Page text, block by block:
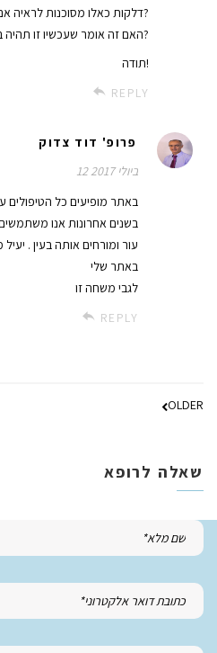
דלקות כאלו מסוכנות לראיה אם לא מטפלים בהן?
האם זה אומר שעכשיו זו תהיה בעיה כרונית?
תודה!
REPLY
פרופ' דוד צדוק
12 ביולי 2017
באתר מופיעים כל הטיפולים
בשנים אחרונות אנו
עור ומורחים אותה בעין .
באתר שלי
לגבי משחה זו
REPLY
OLDER
שאלה לרופא